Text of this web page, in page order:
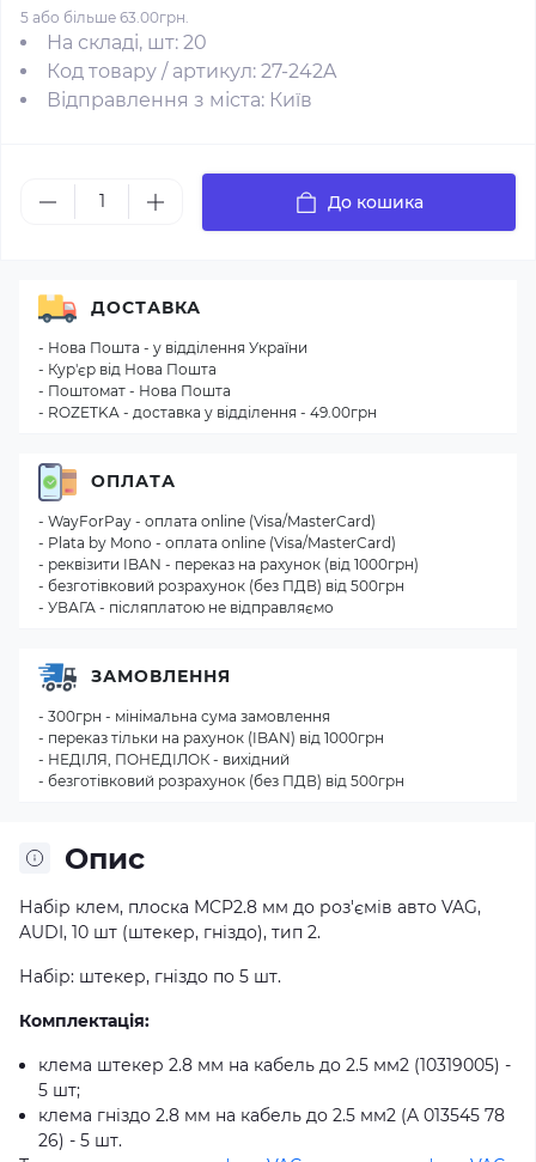
5 або більше 63.00грн.
На складі, шт: 20
Код товару / артикул: 27-242A
Відправлення з міста: Київ
До кошика
Опис
Набір клем, плоска MCP2.8 мм до роз'ємів авто VAG,
AUDI, 10 шт (штекер, гніздо), тип 2.
Набір: штекер, гніздо по 5 шт.
Комплектація:
клема штекер 2.8 мм на кабель до 2.5 мм2 (10319005) -
5 шт;
клема гніздо 2.8 мм на кабель до 2.5 мм2 (A 013545 78
26) - 5 шт.
ДОСТАВКА
- Нова Пошта - у відділення України
- Кур'єр від Нова Пошта
- Поштомат - Нова Пошта
- ROZETKA - доставка у відділення - 49.00грн
ОПЛАТА
- WayForPay - оплата online (Visa/MasterCard)
- Plata by Mono - оплата online (Visa/MasterCard)
- реквізити IBAN - переказ на рахунок (від 1000грн)
- безготівковий розрахунок (без ПДВ) від 500грн
- УВАГА - післяплатою не відправляємо
ЗАМОВЛЕННЯ
- 300грн - мінімальна сума замовлення
- переказ тільки на рахунок (IBAN) від 1000грн
- НЕДІЛЯ, ПОНЕДІЛОК - вихідний
- безготівковий розрахунок (без ПДВ) від 500грн